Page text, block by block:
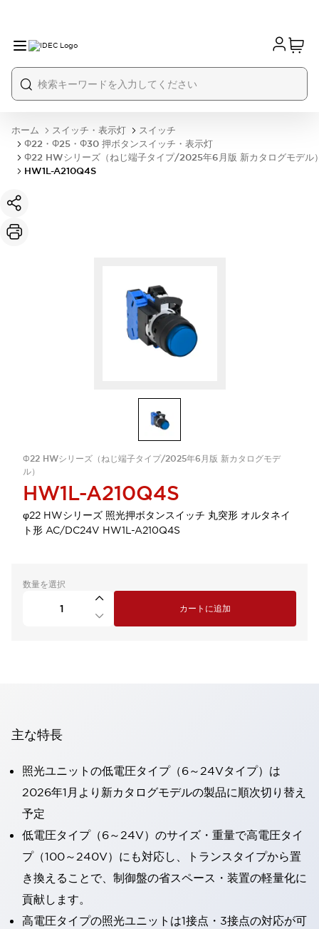
ホーム スイッチ・表示灯
スイッチ
Φ22・Φ25・Φ30 押ボタンスイッチ・表示灯
Φ22 HWシリーズ（ねじ端子タイプ/2025年6月版 新カタログモデル
HW1L-A210Q4S
Φ22 HWシリーズ（ねじ端子タイプ/2025年6月版 新カタログモデ
ル）
HW1L-A210Q4S
φ22 HWシリーズ 照光押ボタンスイッチ 丸突形 オルタネイ
ト形 AC/DC24V HW1L-A210Q4S
数量を選択
カートに追加
主な特長
照光ユニットの低電圧タイプ（6～24Vタイプ）は
2026年1月より新カタログモデルの製品に順次切り替え
予定
低電圧タイプ（6～24V）のサイズ・重量で高電圧タイ
プ（100～240V）にも対応し、トランスタイプから置
き換えることで、制御盤の省スペース・装置の軽量化に
貢献します。
高電圧タイプの照光ユニットは1接点・3接点の対応が可